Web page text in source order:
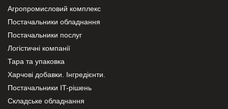
Агропромисловий комплекс
Постачальники обладнання
Постачальники послуг
Логістичні компанії
Тара та упаковка
Харчові добавки. Інгредієнти.
Постачальники IT-рішень
Складське обладнання